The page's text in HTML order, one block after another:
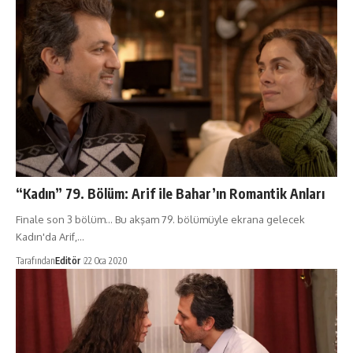
“Kadın” 79. Bölüm: Arif ile Bahar’ın Romantik Anları
Finale son 3 bölüm... Bu akşam 79. bölümüyle ekrana gelecek
Kadın'da Arif,…
TarafındanEditör 22 Oca 2020